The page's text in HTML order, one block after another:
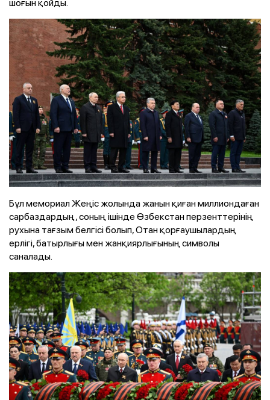
Бұл мемориал Жеңіс жолында жанын қиған миллиондаған
сарбаздардың, соның ішінде Өзбекстан перзенттерінің
рухына тағзым белгісі болып, Отан қорғаушылардың
ерлігі, батырлығы мен жанқиярлығының символы
саналады.